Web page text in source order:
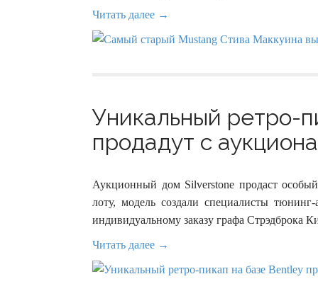
Читать далее →
Уникальный ретро-
продадут с
Аукционный дом Silverstone продаст
лоту, модель создали специалисты
индивидуальному заказу графа Стрэдброка
Читать далее →